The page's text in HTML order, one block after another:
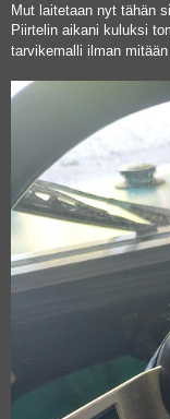
Mut laitetaan nyt tähän
Piirtelin aikani kuluksi
tarvikemalli ilman